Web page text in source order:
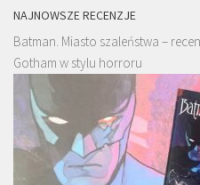
NAJNOWSZE RECENZJE
Batman. Miasto szaleństwa –
Gotham w stylu horroru